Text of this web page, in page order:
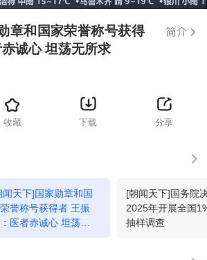
章和国家荣誉称号获得
诚心 坦荡无所求
收藏 下载 分享
闻天下]国家勋章和国
誉称号获得者 王振
医者赤诚心 坦荡无
[朝闻天下]国务院
2025年开展全国
抽样调查
回看